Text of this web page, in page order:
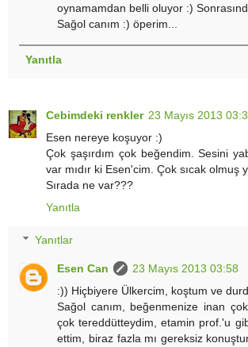
oynamamdan belli oluyor :)
Sağol canım :) öperim...
Yanıtla
Cebimdeki renkler 23 Mayıs 2013
Esen nereye koşuyor :)
Çok şaşırdım çok beğendim. Sesini
var mıdır ki Esen'cim. Çok sıcak olmuş
Sırada ne var???
Yanıtla
Yanıtlar
Esen Can
23 Mayıs 2013 03:58
:)) Hiçbiyere Ülkercim, koştum ve
Sağol canım, beğenmenize inan
çok tereddütteydim, etamin prof.'u
ettim, biraz fazla mı gereksiz